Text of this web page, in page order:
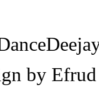
by Efrud